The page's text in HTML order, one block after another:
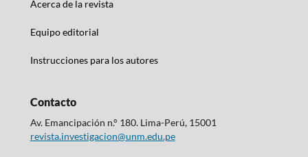
Acerca de la revista
Equipo editorial
Instrucciones para los autores
Contacto
Av. Emancipación n.° 180. Lima-Perú, 15001
revista.investigacion@unm.edu.pe